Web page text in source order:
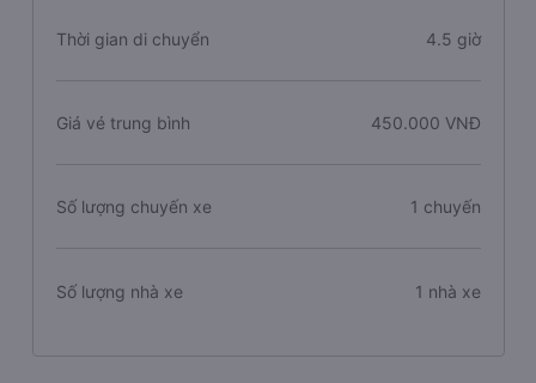
Thời gian di chuyển 4.5 giờ
Giá vé trung bình 450.000 VNĐ
Số lượng chuyến xe 1 chuyến
Số lượng nhà xe 1 nhà xe